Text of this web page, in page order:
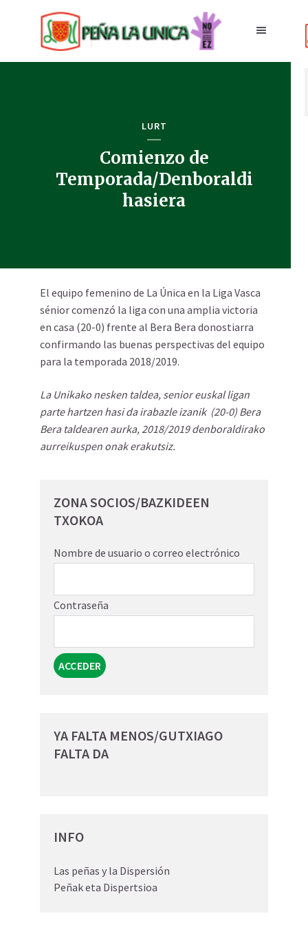
LURT
Comienzo de
Temporada/Denboraldi
hasiera
El equipo femenino de La Única en la Liga Vasca
sénior comenzó la liga con una amplia victoria
en casa (20-0) frente al Bera Bera donostiarra
confirmando las buenas perspectivas del equipo
para la temporada 2018/2019.
La Unikako nesken taldea, senior euskal ligan
parte hartzen hasi da irabazle izanik (20-0) Bera
Bera taldearen aurka, 2018/2019 denboraldirako
aurreikuspen onak erakutsiz.
ZONA SOCIOS/BAZKIDEEN
TXOKOA
Nombre de usuario o correo electrónico
Contraseña
YA FALTA MENOS/GUTXIAGO
FALTA DA
INFO
Las peñas y la Dispersión
Peñak eta Dispertsioa